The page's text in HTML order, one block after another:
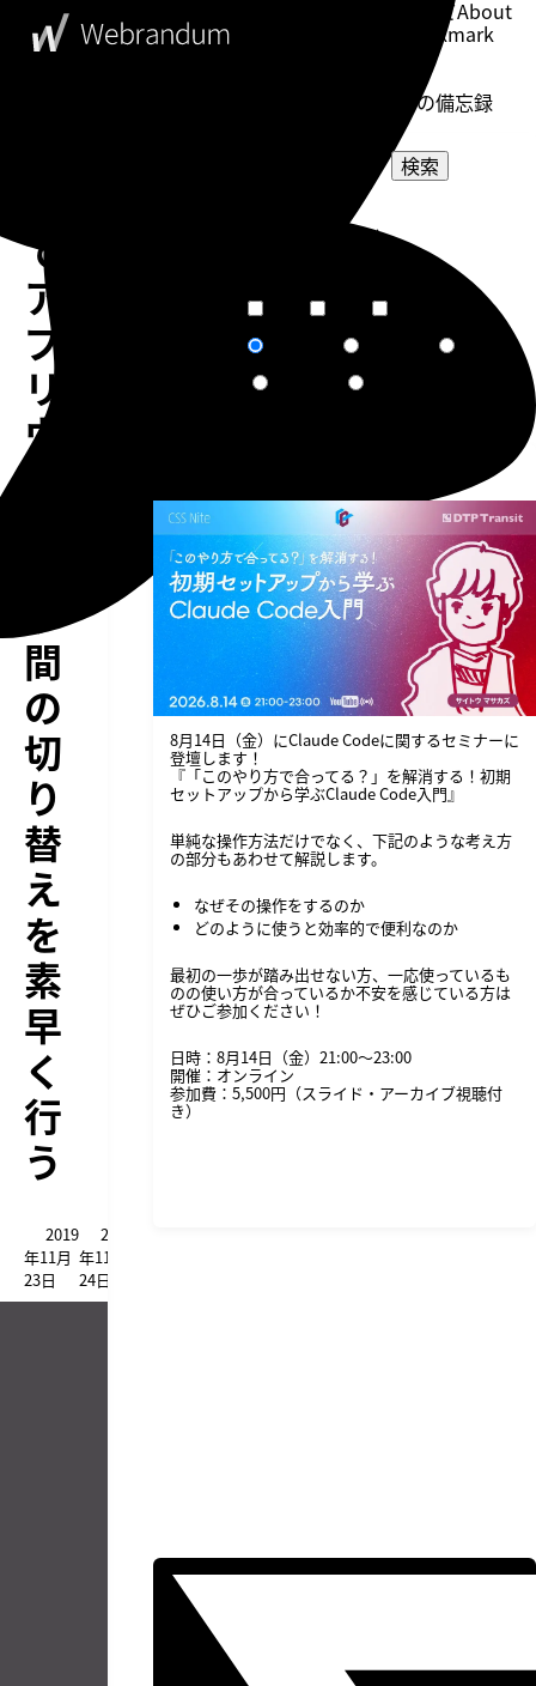
このブログについてAbout
Bookmark
ウェブデザイナーの備忘録
で
ア
プ
リ・
ウ
ウ
間
の
切
り
替
え
を
素
早
く
行
う
2019
年11月
23日
2019
年11月
24日
検索
選択してください
8月14日（金）にClaude Codeに関するセミナーに
登壇します！
『「このやり方で合ってる？」を解消する！初期
セットアップから学ぶClaude Code入門』
単純な操作方法だけでなく、下記のような考え方
の部分もあわせて解説します。
なぜその操作をするのか
どのように使うと効率的で便利なのか
最初の一歩が踏み出せない方、一応使っているも
のの使い方が合っているか不安を感じている方は
ぜひご参加ください！
日時：8月14日（金）21:00〜23:00
開催：オンライン
参加費：5,500円（スライド・アーカイブ視聴付
き）